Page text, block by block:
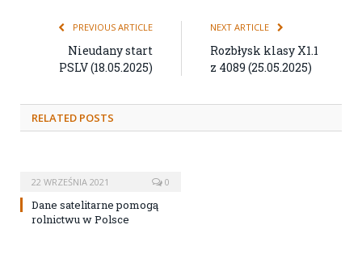
PREVIOUS ARTICLE
Nieudany start
PSLV (18.05.2025)
NEXT ARTICLE
Rozbłysk klasy X1.1
z 4089 (25.05.2025)
RELATED POSTS
22 WRZEŚNIA 2021 0
Dane satelitarne pomogą
rolnictwu w Polsce